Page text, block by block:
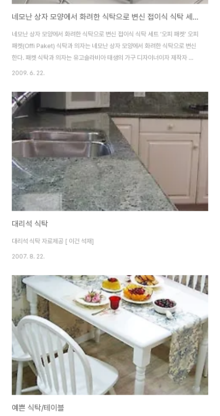
네모난 상자 모양에서 화려한 식탁으로 변신 접이식 식탁 세트 ‘오피 패켓’
네모난 상자 모양에서 화려한 식탁으로 변신 접이식 식탁 세트 ‘오피 패켓’ 오피
패켓(Offi Paket) 식탁과 의자는 네모난 상자 모양에서 화려한 식탁으로 변신
한다. 패켓 식탁과 의자는 유고슬라비아 태생의 가구 디자이너이자 제작자 스
르디안 시믹(Srdjan Simic )이 디자인한 제품이다. 작고 제한적인 주거 공간
다. 그 결과 패켓 식탁과 의자가 탄생하게 됐다. 식사 준비가 됐을 때, 식탁의 확
장형 패널을 펴면 의자가 생긴다. 식사할 인원수에 따라 식탁의 판을 하나만 펼
칠 것인지 4개를 모두 펼칠 것인지 결정할 수 있다. 식사를 끝마쳐 접어야할 시
간이 되면, 의자를 접고 식탁으로 밀어 넣는다. 식탁의 확장형 패널을 아래로 내
리..
2009. 6. 22.
대리석 식탁
대리석 식탁 자료제공 [ 이건 석재]
2007. 8. 22.
예쁜 식탁/테이블